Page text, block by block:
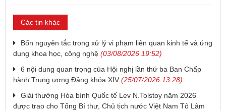
Các tin khác
Bốn nguyên tắc trong xử lý vi phạm liên quan kinh tế và ứng
dụng khoa học, công nghệ (03/08/2026 19:52)
6 nội dung quan trọng của Hội nghị lần thứ ba Ban Chấp
hành Trung ương Đảng khóa XIV (25/07/2026 13:28)
Giải thưởng Hòa bình Quốc tế Lev N.Tolstoy năm 2026
được trao cho Tổng Bí thư, Chủ tịch nước Việt Nam Tô Lâm